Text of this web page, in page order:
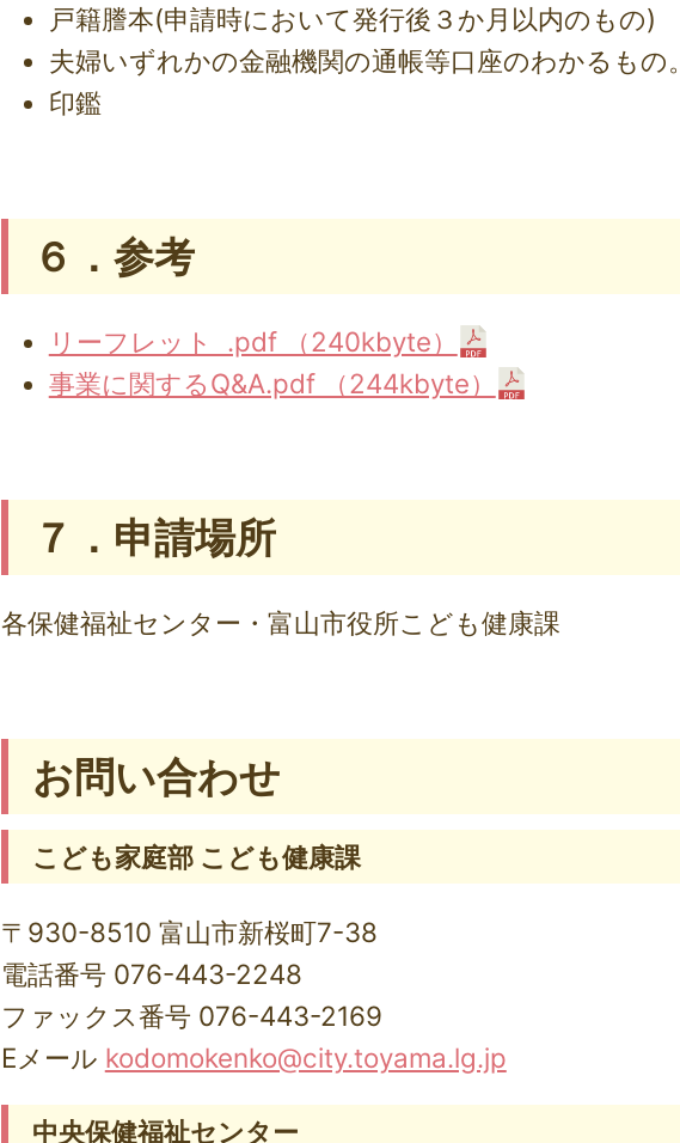
戸籍謄本(申請時において発行後３か月以内のもの)
夫婦いずれかの金融機関の通帳等口座のわかるもの。
印鑑
６．参考
リーフレット .pdf （240kbyte）
事業に関するQ&A.pdf （244kbyte）
７．申請場所
各保健福祉センター・富山市役所こども健康課
お問い合わせ
こども家庭部 こども健康課
〒930-8510 富山市新桜町7-38
電話番号 076-443-2248
ファックス番号 076-443-2169
Eメール kodomokenko@city.toyama.lg.jp
中央保健福祉センター